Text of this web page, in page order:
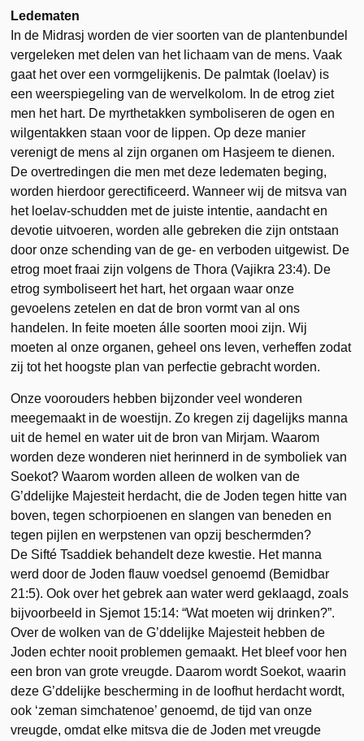
Ledematen
In de Midrasj worden de vier soorten van de plantenbundel
vergeleken met delen van het lichaam van de mens. Vaak
gaat het over een vormgelijkenis. De palmtak (loelav) is
een weerspiegeling van de wervelkolom. In de etrog ziet
men het hart. De myrthetakken symboliseren de ogen en
wilgentakken staan voor de lippen. Op deze manier
verenigt de mens al zijn organen om Hasjeem te dienen.
De overtredingen die men met deze ledematen beging,
worden hierdoor gerectificeerd. Wanneer wij de mitsva van
het loelav-schudden met de juiste intentie, aandacht en
devotie uitvoeren, worden alle gebreken die zijn ontstaan
door onze schending van de ge- en verboden uitgewist. De
etrog moet fraai zijn volgens de Thora (Vajikra 23:4). De
etrog symboliseert het hart, het orgaan waar onze
gevoelens zetelen en dat de bron vormt van al ons
handelen. In feite moeten álle soorten mooi zijn. Wij
moeten al onze organen, geheel ons leven, verheffen zodat
zij tot het hoogste plan van perfectie gebracht worden.
Onze voorouders hebben bijzonder veel wonderen
meegemaakt in de woestijn. Zo kregen zij dagelijks manna
uit de hemel en water uit de bron van Mirjam. Waarom
worden deze wonderen niet herinnerd in de symboliek van
Soekot? Waarom worden alleen de wolken van de
G’ddelijke Majesteit herdacht, die de Joden tegen hitte van
boven, tegen schorpioenen en slangen van beneden en
tegen pijlen en werpstenen van opzij beschermden?
De Sifté Tsaddiek behandelt deze kwestie. Het manna
werd door de Joden flauw voedsel genoemd (Bemidbar
21:5). Ook over het gebrek aan water werd geklaagd, zoals
bijvoorbeeld in Sjemot 15:14: “Wat moeten wij drinken?”.
Over de wolken van de G’ddelijke Majesteit hebben de
Joden echter nooit problemen gemaakt. Het bleef voor hen
een bron van grote vreugde. Daarom wordt Soekot, waarin
deze G’ddelijke bescherming in de loofhut herdacht wordt,
ook ‘zeman simchatenoe’ genoemd, de tijd van onze
vreugde, omdat elke mitsva die de Joden met vreugde